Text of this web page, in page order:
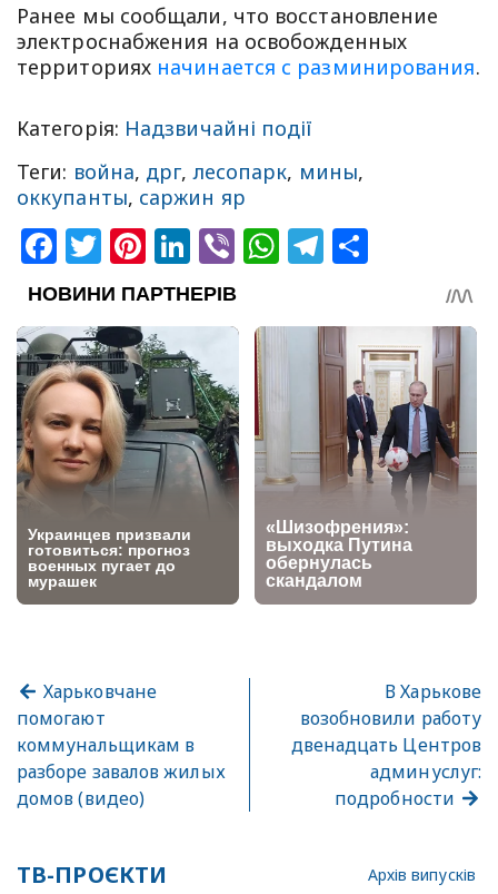
Ранее мы сообщали, что восстановление
электроснабжения на освобожденных
территориях начинается с разминирования.
Категорія: Надзвичайні події
Теги: война, дрг,лесопарк, мины,
оккупанты, саржин яр
Facebook
Twitter
Pinterest
LinkedIn
ViberWhatsApp
Telegram
Харьковчане
помогают
коммунальщикам в
разборе завалов жилых
домов (видео)
В Харькове
возобновили работу
двенадцать Центров
админуслуг:
подробности
ТВ-ПРОЄКТИ Архів випусків